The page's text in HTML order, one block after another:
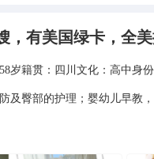
，有美国绿卡，全
岁籍贯：四川文化：高中身
及臀部的护理；婴幼儿早教